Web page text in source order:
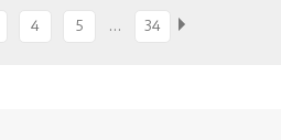
4 5 … 34